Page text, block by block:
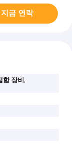
지금 연락
합 장비,